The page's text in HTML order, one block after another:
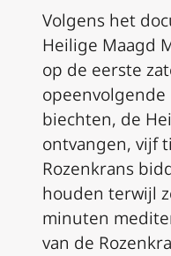
Volgens het
Heilige Maagd
op de eerste
opeenvolgende
biechten, de
ontvangen, vijf
Rozenkrans
houden terwijl
minuten
van de